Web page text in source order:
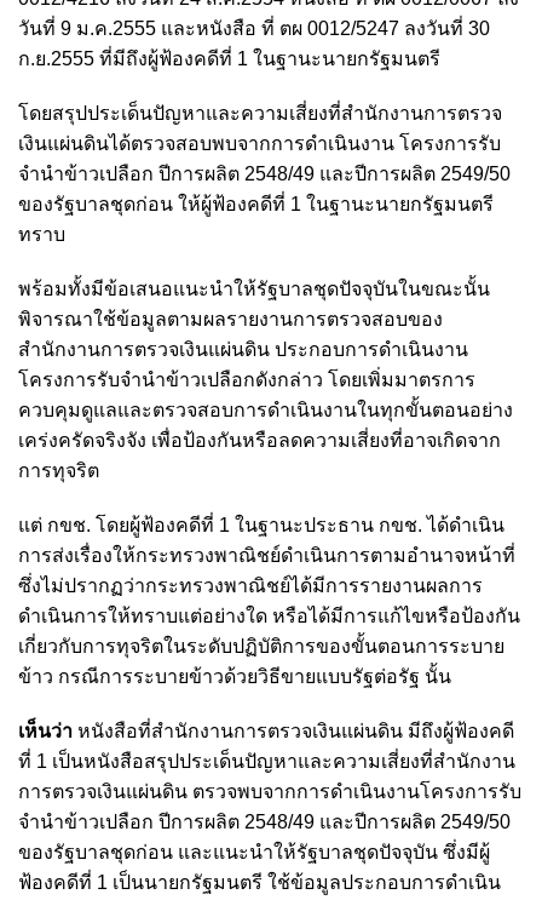
วันที่ 9 ม.ค.2555 และหนังสือ ที่ ตผ 0012/5247 ลงวันที่ 30
ก.ย.2555 ที่มีถึงผู้ฟ้องคดีที่ 1 ในฐานะนายกรัฐมนตรี
โดยสรุปประเด็นปัญหาและความเสี่ยงที่สำนักงานการตรวจ
เงินแผ่นดินได้ตรวจสอบพบจากการดําเนินงาน โครงการรับ
จำนำข้าวเปลือก ปีการผลิต 2548/49 และปีการผลิต 2549/50
ของรัฐบาลชุดก่อน ให้ผู้ฟ้องคดีที่ 1 ในฐานะนายกรัฐมนตรี
ทราบ
พร้อมทั้งมีข้อเสนอแนะนําให้รัฐบาลชุดปัจจุบันในขณะนั้น
พิจารณาใช้ข้อมูลตามผลรายงานการตรวจสอบของ
สำนักงานการตรวจเงินแผ่นดิน ประกอบการดําเนินงาน
โครงการรับจำนำข้าวเปลือกดังกล่าว โดยเพิ่มมาตรการ
ควบคุมดูแลและตรวจสอบการดําเนินงานในทุกขั้นตอนอย่าง
เคร่งครัดจริงจัง เพื่อป้องกันหรือลดความเสี่ยงที่อาจเกิดจาก
การทุจริต
แต่ กขช. โดยผู้ฟ้องคดีที่ 1 ในฐานะประธาน กขช. ได้ดำเนิน
การส่งเรื่องให้กระทรวงพาณิชย์ดำเนินการตามอำนาจหน้าที่
ซึ่งไม่ปรากฏว่ากระทรวงพาณิชย์ได้มีการรายงานผลการ
ดำเนินการให้ทราบแต่อย่างใด หรือได้มีการแก้ไขหรือป้องกัน
เกี่ยวกับการทุจริตในระดับปฏิบัติการของขั้นตอนการระบาย
ข้าว กรณีการระบายข้าวด้วยวิธีขายแบบรัฐต่อรัฐ นั้น
เห็นว่า หนังสือที่สำนักงานการตรวจเงินแผ่นดิน มีถึงผู้ฟ้องคดี
ที่ 1 เป็นหนังสือสรุปประเด็นปัญหาและความเสี่ยงที่สำนักงาน
การตรวจเงินแผ่นดิน ตรวจพบจากการดําเนินงานโครงการรับ
จำนำข้าวเปลือก ปีการผลิต 2548/49 และปีการผลิต 2549/50
ของรัฐบาลชุดก่อน และแนะนําให้รัฐบาลชุดปัจจุบัน ซึ่งมีผู้
ฟ้องคดีที่ 1 เป็นนายกรัฐมนตรี ใช้ข้อมูลประกอบการดำเนิน